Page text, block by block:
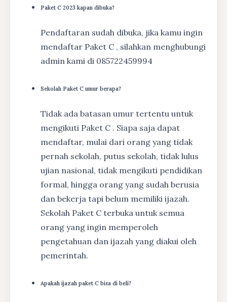
Paket C 2023 kapan dibuka?
Pendaftaran sudah dibuka, jika kamu ingin
mendaftar Paket C , silahkan menghubungi
admin kami di 085722459994
Sekolah Paket C umur berapa?
Tidak ada batasan umur tertentu untuk
mengikuti Paket C . Siapa saja dapat
mendaftar, mulai dari orang yang tidak
pernah sekolah, putus sekolah, tidak lulus
ujian nasional, tidak mengikuti pendidikan
formal, hingga orang yang sudah berusia
dan bekerja tapi belum memiliki ijazah.
Sekolah Paket C terbuka untuk semua
orang yang ingin memperoleh
pengetahuan dan ijazah yang diakui oleh
pemerintah.
Apakah ijazah paket C bisa di beli?